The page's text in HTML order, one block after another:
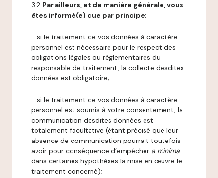
3.2 Par ailleurs, et de manière générale, vous
êtes informé(e) que par principe:
- si le traitement de vos données à caractère
personnel est nécessaire pour le respect des
obligations légales ou réglementaires du
responsable de traitement, la collecte desdites
données est obligatoire;
- si le traitement de vos données à caractère
personnel est soumis à votre consentement, la
communication desdites données est
totalement facultative (étant précisé que leur
absence de communication pourrait toutefois
avoir pour conséquence d’empêcher a minima
dans certaines hypothèses la mise en œuvre le
traitement concerné);